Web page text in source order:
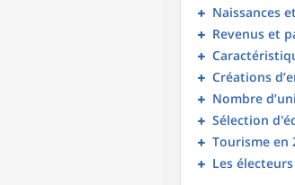
Naissances
Revenus et
Créations
Nombre
Sélection
Tourisme en
Les